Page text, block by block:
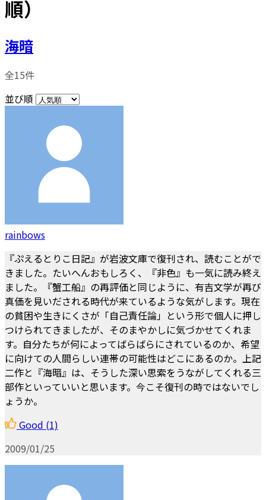
順）
海暗
全15件
並び順
rainbows
『ぷえるとりこ日記』が岩波文庫で復刊され、読むことがで
きました。たいへんおもしろく、『非色』も一気に読み終え
ました。『蟹工船』の再評価と同じように、有吉文学が再び
真価を見いだされる時代が来ているような気がします。現在
の貧困や生きにくさが「自己責任論」という形で個人に押し
つけられてきましたが、そのまやかしに気づかせてくれま
す。自分たちが何によってばらばらにされているのか、希望
に向けての人間らしい連帯の可能性はどこにあるのか。上記
二作と『海暗』は、そうした深い思索をうながしてくれる三
部作といっていいと思います。今こそ復刊の時ではないでし
ょうか。
Good (1)
2009/01/25